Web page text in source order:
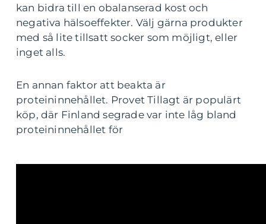
kan bidra till en obalanserad kost och
negativa hälsoeffekter. Välj gärna produkter
med så lite tillsatt socker som möjligt, eller
inget alls.
En annan faktor att beakta är
proteininnehållet. Provet Tillagt är populärt
köp, där Finland segrade var inte låg bland
proteininnehållet för